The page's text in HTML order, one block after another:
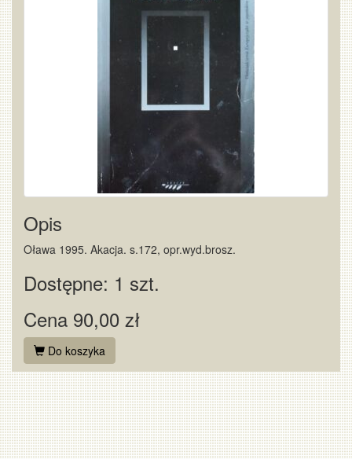
Opis
Oława 1995. Akacja. s.172, opr.wyd.brosz.
Dostępne: 1 szt.
Cena 90,00 zł
Do koszyka